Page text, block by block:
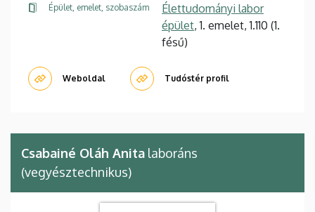
Épület, emelet, szobaszám
Élettudományi labor
épület, 1. emelet, 1.110 (1.
fésű)
Weboldal Tudóstér profil
Csabainé Oláh Anita laboráns
(vegyésztechnikus)